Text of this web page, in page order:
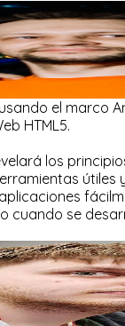
el marco
HTML5.
los
útiles
cuando se